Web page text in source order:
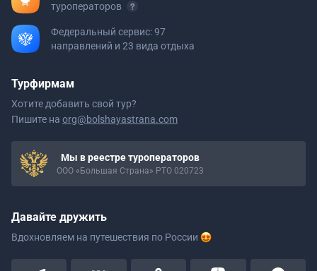
туроператоров
Федеральный сервис: 97
направлений и 23 вида отдыха
Турфирмам
Хотите добавить свой тур?
Пишите на org@bolshayastrana.com
Мы в реестре туроператоров
ООО «Большая Страна» РТО 020723
Давайте дружить
Вдохновляем на путешествия по России